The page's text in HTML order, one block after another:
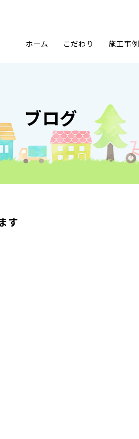
ホーム こだわり 施工事例
ブログ
す